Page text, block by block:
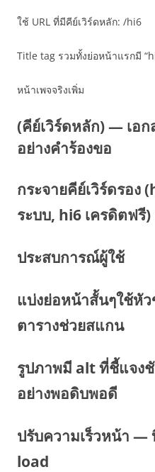
ใช้ URL ที่มีคีย์เวิร์ดหลัก: /hi6
Title tag รวมทั้งย่อหน้าแรกมี
หน้าเพจจริงเพิ่ม
(คีย์เวิร์ดหลัก) — เอก
อย่างคำร้องขอ
กระจายคีย์เวิร์ดรอง
ระบบ, hi6 เครดิตฟรี
ประสบการณ์ผู้ใช้
แบ่งย่อหน้าสั้นๆใช้หั
ตารางช่วยสแกน
รูปภาพมี alt ที่ชี้แจง
อย่างพอดิบพอดี
ปรับความเร็วหน้า —
load